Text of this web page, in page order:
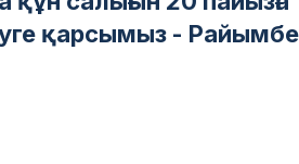
қарсымыз -